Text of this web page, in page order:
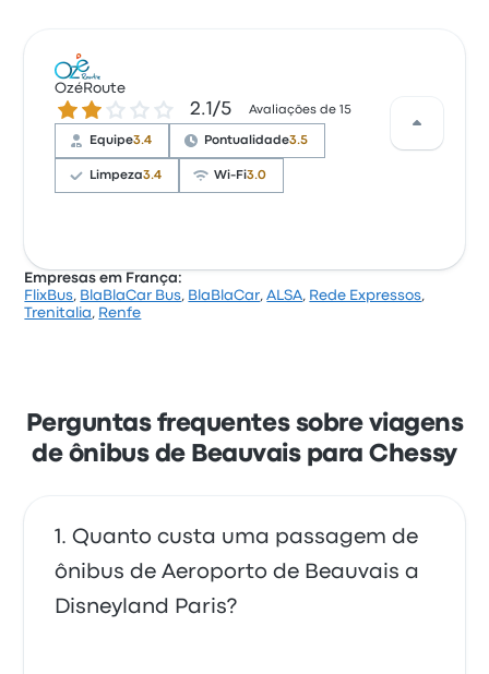
OzéRoute
2.1 de 5 estrelas 2.1/5 Avaliações de 15
Equipe3.4 Pontualidade3.5
Limpeza3.4 Wi-Fi3.0
Empresas em França:
FlixBus, BlaBlaCar Bus, BlaBlaCar,ALSA, Rede Expressos,
Trenitalia, Renfe
Perguntas frequentes sobre viagens
de ônibus de Beauvais para Chessy
Quanto custa uma passagem de
ônibus de Aeroporto de Beauvais a
Disneyland Paris?